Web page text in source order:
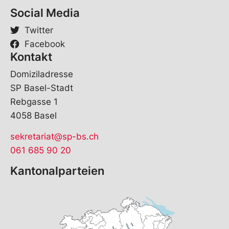
Social Media
Twitter
Facebook
Kontakt
Domiziladresse
SP Basel-Stadt
Rebgasse 1
4058 Basel
sekretariat@sp-bs.ch
061 685 90 20
Kantonalparteien